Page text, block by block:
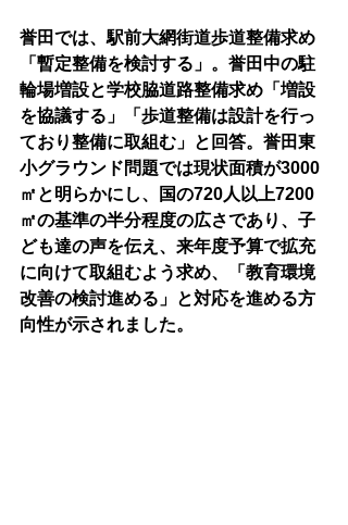
誉田では、駅前大網街道歩道整備求め
「暫定整備を検討する」。誉田中の駐
輪場増設と学校脇道路整備求め「増設
を協議する」「歩道整備は設計を行っ
ており整備に取組む」と回答。誉田東
小グラウンド問題では現状面積が3000
㎡と明らかにし、国の720人以上7200
㎡の基準の半分程度の広さであり、子
ども達の声を伝え、来年度予算で拡充
に向けて取組むよう求め、「教育環境
改善の検討進める」と対応を進める方
向性が示されました。